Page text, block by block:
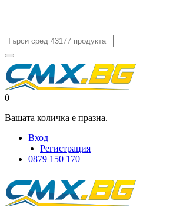
0
Вашата количка е празна.
Вход
Регистрация
0879 150 170